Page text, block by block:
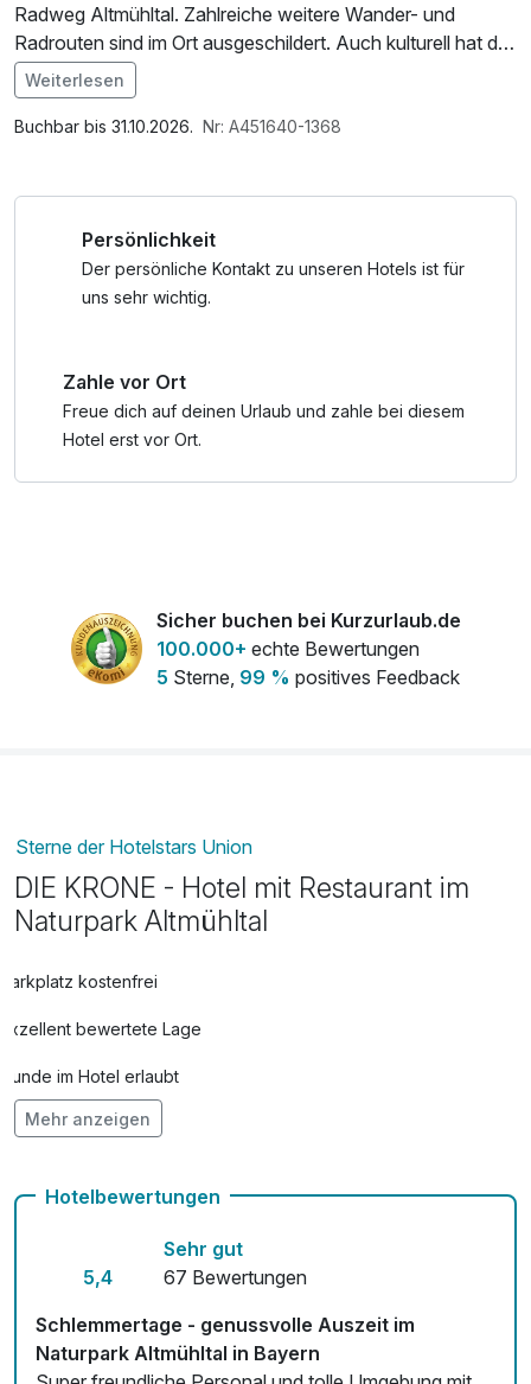
Radweg Altmühltal. Zahlreiche weitere Wander- und
Radrouten sind im Ort ausgeschildert. Auch kulturell hat die
Region viel zu bieten mit seinen Ortschaften, Burgen,
Kirchen und Museen. Nach einem aktiven Tag lassen Sie
sich am Abend kulinarisch bei einem 3-Gang-Menü im
Im Angebot enthalten
Parkplatz, 1 x kleines Abschiedsgeschenk, W-LAN
Weiterlesen
Buchbar bis 31.10.2026. Nr: A451640-1368
Persönlichkeit
Der persönliche Kontakt zu unseren Hotels ist für
uns sehr wichtig.
Zahle vor Ort
Freue dich auf deinen Urlaub und zahle bei diesem
Hotel erst vor Ort.
Sicher buchen bei Kurzurlaub.de
100.000+ echte Bewertungen
5 Sterne, 99 % positives Feedback
Sterne der Hotelstars Union
DIE KRONE - Hotel mit Restaurant im
Naturpark Altmühltal
Parkplatz kostenfrei
Exzellent bewertete Lage
Hunde im Hotel erlaubt
Auch vegetarische Speisen
€ pro Stück / Tag
Mehr anzeigen
Hotelbewertungen
5,4
Sehr gut
67 Bewertungen
Schlemmertage - genussvolle Auszeit im
Naturpark Altmühltal in Bayern